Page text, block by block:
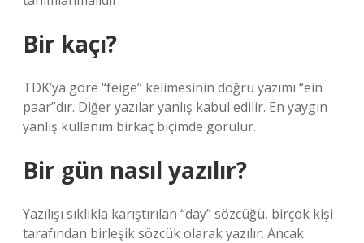
Bir kaçı?
TDK’ya göre “feige” kelimesinin doğru yazımı “ein
paar”dır. Diğer yazılar yanlış kabul edilir. En yaygın
yanlış kullanım birkaç biçimde görülür.
Bir gün nasıl yazılır?
Yazılışı sıklıkla karıştırılan “day” sözcüğü, birçok kişi
tarafından birleşik sözcük olarak yazılır. Ancak